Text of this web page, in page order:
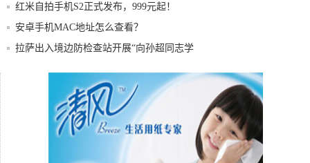
红米自拍手机S2正式发布，999元起！
安卓手机MAC地址怎么查看？
拉萨出入境边防检查站开展“向孙超同志学
专为中国用户定制?诺基亚发布史上最便宜